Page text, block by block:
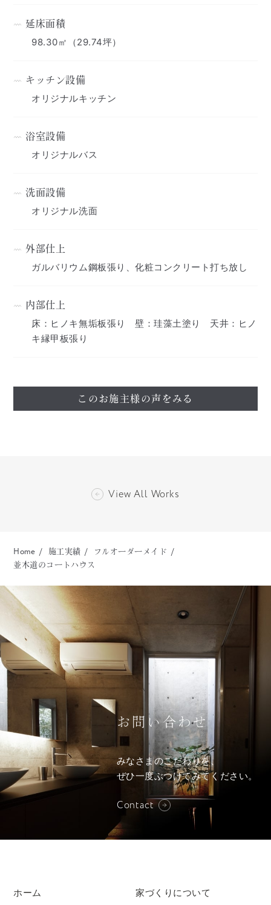
延床面積
98.30㎡（29.74坪）
キッチン設備
オリジナルキッチン
浴室設備
オリジナルバス
洗面設備
オリジナル洗面
外部仕上
ガルバリウム鋼板張り、化粧コンクリート打ち放し
内部仕上
床：ヒノキ無垢板張り 壁：珪藻土塗り 天井：ヒノ
キ縁甲板張り
このお施主様の声をみる
View All Works
Home 施工実績
フルオーダーメイド
並木道のコートハウス
お問い合わせ
みなさまのこだわりを、
ぜひ一度ぶつけてみてください。
Contact
ホーム 家づくりについて